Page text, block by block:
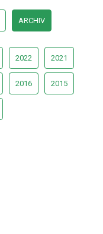
ARCHIV
2022 2021
2016 2015